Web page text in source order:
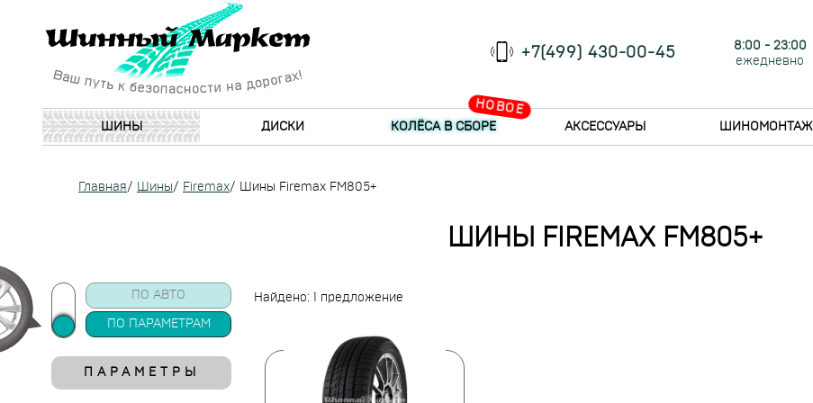
+7(499) 430-00-45
8:00 - 23:00
ежедневно
ШИНЫ ДИСКИ
НОВОЕ
КОЛЁСА В СБОРЕ АКСЕССУАРЫ ШИНОМОНТАЖ
Главная/ Шины/ Firemax/ Шины Firemax FM805+
ШИНЫ FIREMAX FM805+
Найдено: 1 предложение
ПО АВТО
ПО ПАРАМЕТРАМ
ПАРАМЕТРЫ